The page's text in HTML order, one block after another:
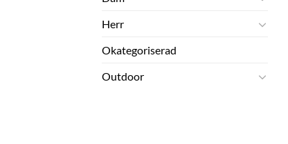
Herr
Okategoriserad
Outdoor